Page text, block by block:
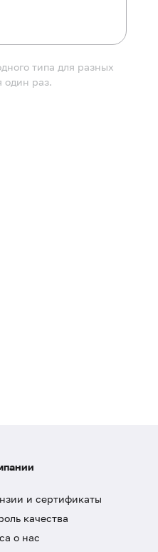
типа для разных
один раз.
и сертификаты
качества
о нас